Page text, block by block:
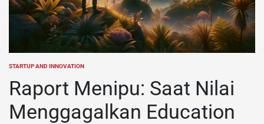
POSTED
STARTUP AND INNOVATION
Raport Menipu: Saat Nilai
Menggagalkan Education